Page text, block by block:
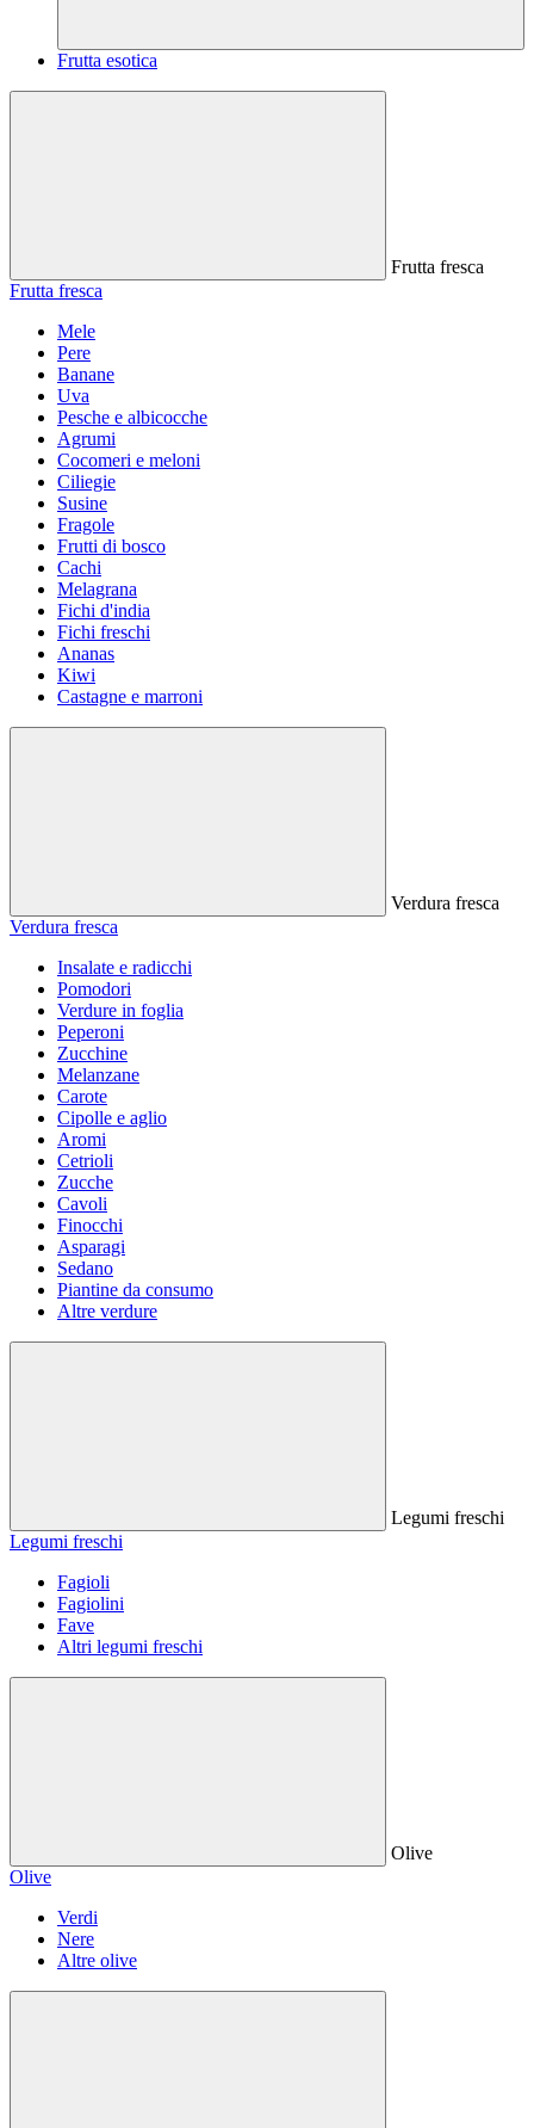
Frutta esotica
Frutta fresca
Frutta fresca
Mele
Pere
Banane
Uva
Pesche e albicocche
Agrumi
Cocomeri e meloni
Ciliegie
Susine
Fragole
Frutti di bosco
Cachi
Melagrana
Fichi d'india
Fichi freschi
Ananas
Kiwi
Castagne e marroni
Verdura fresca
Verdura fresca
Insalate e radicchi
Pomodori
Verdure in foglia
Peperoni
Zucchine
Melanzane
Carote
Cipolle e aglio
Aromi
Cetrioli
Zucche
Cavoli
Finocchi
Asparagi
Sedano
Piantine da consumo
Altre verdure
Legumi freschi
Legumi freschi
Fagioli
Fagiolini
Fave
Altri legumi freschi
Olive
Olive
Verdi
Nere
Altre olive